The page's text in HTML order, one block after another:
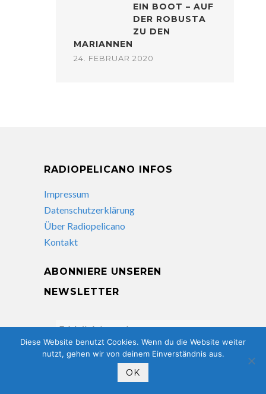
EIN BOOT – AUF
DER ROBUSTA
ZU DEN
MARIANNEN
24. FEBRUAR 2020
RADIOPELICANO INFOS
Impressum
Datenschutzerklärung
Über Radiopelicano
Kontakt
ABONNIERE UNSEREN
NEWSLETTER
Diese Website benutzt Cookies. Wenn du die Website weiter
nutzt, gehen wir von deinem Einverständnis aus.
OK